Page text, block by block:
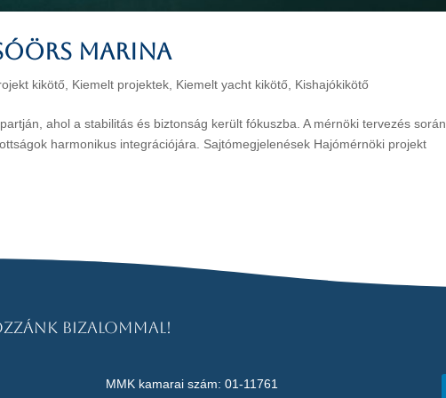
Marina
kikötő Kiemelt projektek Kiemelt yacht kikötő Kishajókikötő
ahol a stabilitás és biztonság került fókuszba. A mérnöki tervezés során
harmonikus integrációjára. Sajtómegjelenések Hajómérnöki projekt
bizalommal!
MMK kamarai szám: 01-11761